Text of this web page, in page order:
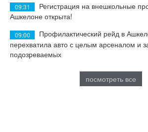
09:31
Регистрация на внешкольные
Ашкелоне открыта!
09:00
Профилактический рейд в
перехватила авто с целым арсеналом и
подозреваемых
посмотреть все